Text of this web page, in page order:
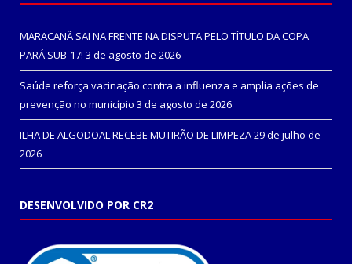
MARACANÃ SAI NA FRENTE NA DISPUTA PELO TÍTULO DA COPA
PARÁ SUB-17! 3 de agosto de 2026
Saúde reforça vacinação contra a influenza e amplia ações de
prevenção no município 3 de agosto de 2026
ILHA DE ALGODOAL RECEBE MUTIRÃO DE LIMPEZA29 de julho de
2026
DESENVOLVIDO POR CR2